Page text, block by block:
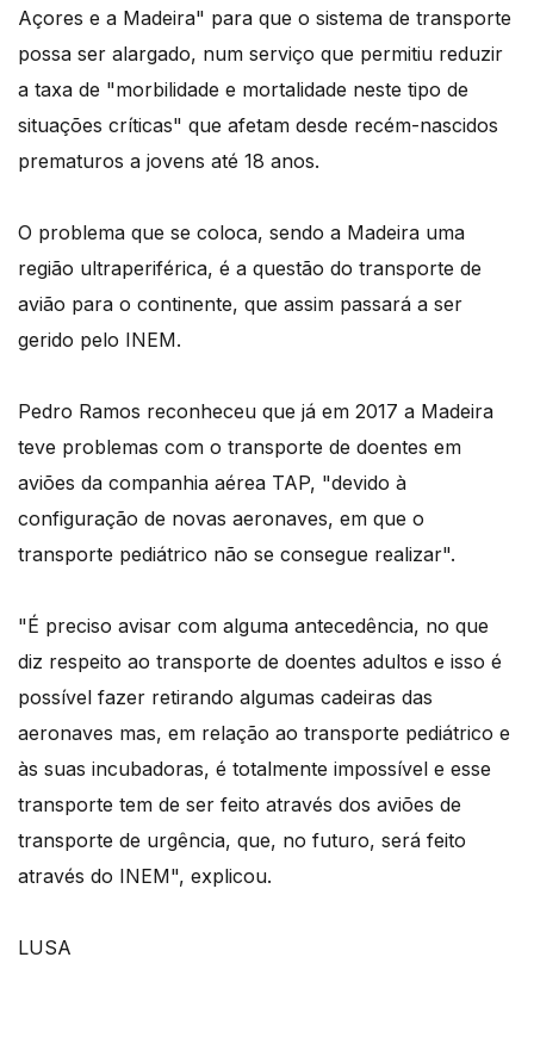
Açores e a Madeira" para que o sistema de transporte
possa ser alargado, num serviço que permitiu reduzir
a taxa de "morbilidade e mortalidade neste tipo de
situações críticas" que afetam desde recém-nascidos
prematuros a jovens até 18 anos.
O problema que se coloca, sendo a Madeira uma
região ultraperiférica, é a questão do transporte de
avião para o continente, que assim passará a ser
gerido pelo INEM.
Pedro Ramos reconheceu que já em 2017 a Madeira
teve problemas com o transporte de doentes em
aviões da companhia aérea TAP, "devido à
configuração de novas aeronaves, em que o
transporte pediátrico não se consegue realizar".
"É preciso avisar com alguma antecedência, no que
diz respeito ao transporte de doentes adultos e isso é
possível fazer retirando algumas cadeiras das
aeronaves mas, em relação ao transporte pediátrico e
às suas incubadoras, é totalmente impossível e esse
transporte tem de ser feito através dos aviões de
transporte de urgência, que, no futuro, será feito
através do INEM", explicou.
LUSA